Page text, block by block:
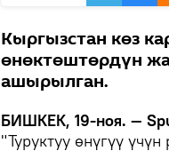
Кыргызстан көз
өнөктөштөрдүн
ашырылган.
БИШКЕК, 19-ноя. —
"Туруктуу өнүгүү